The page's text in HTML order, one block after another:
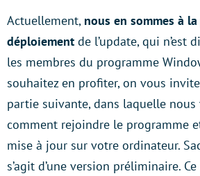
Actuellement, nous en sommes à
déploiement de l’update, qui n’est
les membres du programme
souhaitez en profiter, on vous
partie suivante, dans laquelle
comment rejoindre le programme
mise à jour sur votre ordinateur.
s’agit d’une version préliminaire.